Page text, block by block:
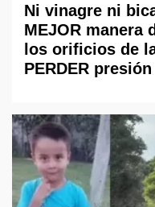
Ni vinagre ni
MEJOR manera
los orificios de
PERDER presión